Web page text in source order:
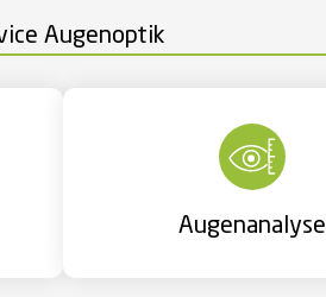
Augenoptik
Augenanalyse